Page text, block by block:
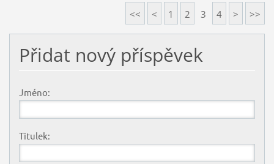
<< < 1 2 3 4 > >>
Přidat nový příspěvek
Jméno:
Titulek: